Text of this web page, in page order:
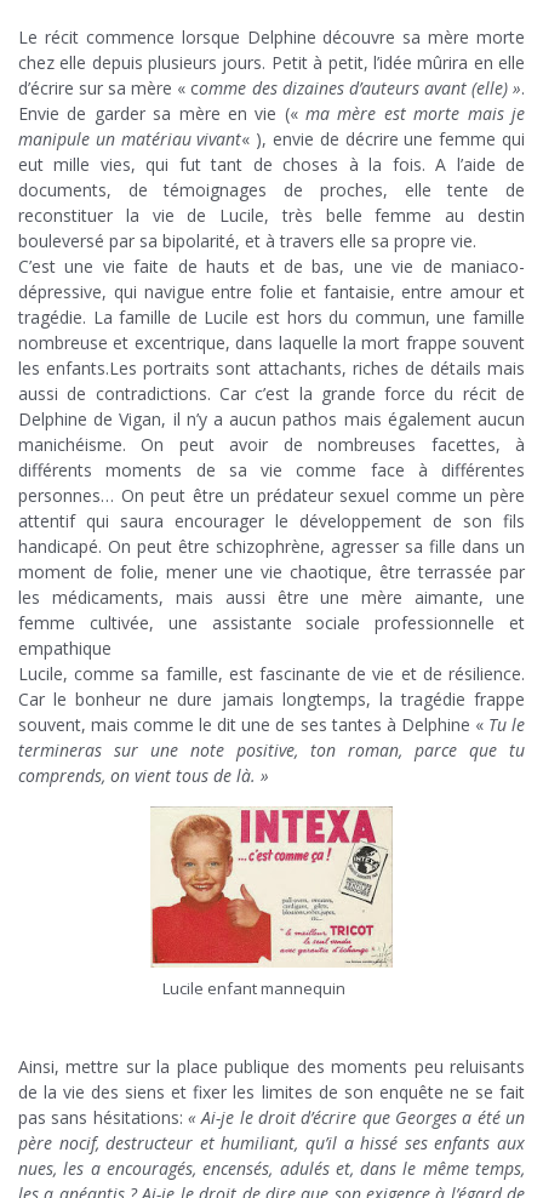
Le récit commence lorsque Delphine découvre sa mère morte
chez elle depuis plusieurs jours. Petit à petit, l’idée mûrira en elle
d’écrire sur sa mère « comme des dizaines d’auteurs avant (elle) ».
Envie de garder sa mère en vie («ma mère est morte mais je
manipule un matériau vivant« ), envie de décrire une femme qui
eut mille vies, qui fut tant de choses à la fois. A l’aide de
documents, de témoignages de proches, elle tente de
reconstituer la vie de Lucile, très belle femme au destin
bouleversé par sa bipolarité, et à travers elle sa propre vie.
C’est une vie faite de hauts et de bas, une vie de maniaco-
dépressive, qui navigue entre folie et fantaisie, entre amour et
tragédie. La famille de Lucile est hors du commun, une famille
nombreuse et excentrique, dans laquelle la mort frappe souvent
les enfants.Les portraits sont attachants, riches de détails mais
aussi de contradictions. Car c’est la grande force du récit de
Delphine de Vigan, il n’y a aucun pathos mais également aucun
manichéisme. On peut avoir de nombreuses facettes, à
différents moments de sa vie comme face à différentes
personnes… On peut être un prédateur sexuel comme un père
attentif qui saura encourager le développement de son fils
handicapé. On peut être schizophrène, agresser sa fille dans un
moment de folie, mener une vie chaotique, être terrassée par
les médicaments, mais aussi être une mère aimante, une
femme cultivée, une assistante sociale professionnelle et
empathique
Lucile, comme sa famille, est fascinante de vie et de résilience.
Car le bonheur ne dure jamais longtemps, la tragédie frappe
souvent, mais comme le dit une de ses tantes à Delphine « Tu le
termineras sur une note positive, ton roman, parce que tu
comprends, on vient tous de là. »
Lucile enfant mannequin
Ainsi, mettre sur la place publique des moments peu reluisants
de la vie des siens et fixer les limites de son enquête ne se fait
pas sans hésitations: « Ai-je le droit d’écrire que Georges a été un
père nocif, destructeur et humiliant, qu’il a hissé ses enfants aux
nues, les a encouragés, encensés, adulés et, dans le même temps,